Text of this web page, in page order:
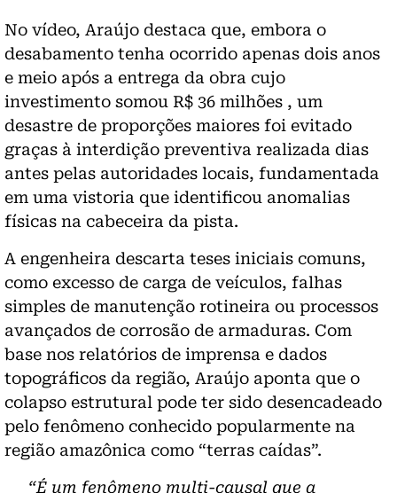
No vídeo, Araújo destaca que, embora o
desabamento tenha ocorrido apenas dois anos
e meio após a entrega da obra cujo
investimento somou R$ 36 milhões , um
desastre de proporções maiores foi evitado
graças à interdição preventiva realizada dias
antes pelas autoridades locais, fundamentada
em uma vistoria que identificou anomalias
físicas na cabeceira da pista.
A engenheira descarta teses iniciais comuns,
como excesso de carga de veículos, falhas
simples de manutenção rotineira ou processos
avançados de corrosão de armaduras. Com
base nos relatórios de imprensa e dados
topográficos da região, Araújo aponta que o
colapso estrutural pode ter sido desencadeado
pelo fenômeno conhecido popularmente na
região amazônica como “terras caídas”.
“É um fenômeno multi-causal que a